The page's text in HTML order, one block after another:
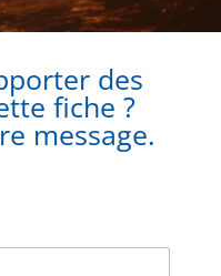
des
fiche ?
message.